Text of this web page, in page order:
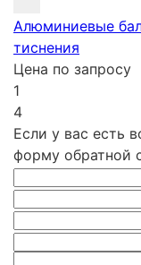
Алюминиевые
тиснения
Цена по запросу
1
4
Если у вас есть
форму обратной